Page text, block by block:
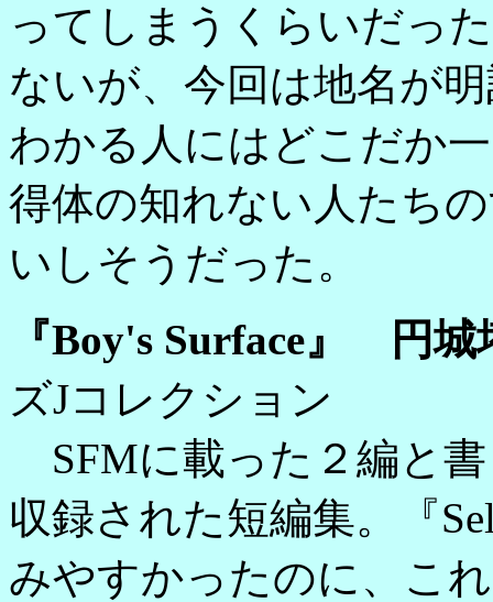
ってしまうくらいだっ
ないが、今回は地名が
わかる人にはどこだか
得体の知れない人たち
いしそうだった。
『Boy's Surface』 円城
ズJコレクション
SFMに載った２編と
収録された短編集。『
みやすかったのに、こ